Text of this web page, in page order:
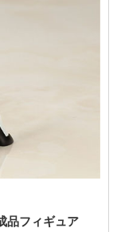
品フィギュア